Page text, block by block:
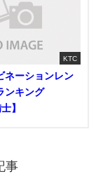
KTC
ネーションレン
ンキング
】
事